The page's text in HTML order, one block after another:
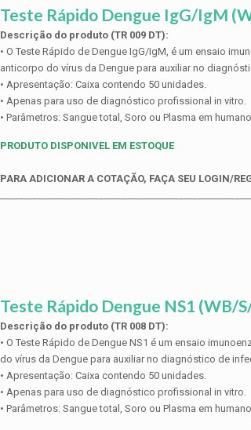
Teste Rápido Dengue IgG/IgM
Descrição do produto (TR 009 DT):
• O Teste Rápido de Dengue IgG/IgM, é um ensaio
anticorpo do vírus da Dengue para auxiliar no
• Apresentação: Caixa contendo 50 unidades.
• Apenas para uso de diagnóstico profissional in vitro.
• Parâmetros: Sangue total, Soro ou Plasma em
PRODUTO DISPONIVEL EM ESTOQUE
PARA ADICIONAR A COTAÇÃO, FAÇA SEU LOGIN/
Teste Rápido Dengue NS1 (WB/
Descrição do produto (TR 008 DT):
• O Teste Rápido de Dengue NS1 é um ensaio
do vírus da Dengue para auxiliar no diagnóstico de
• Apresentação: Caixa contendo 50 unidades.
• Apenas para uso de diagnóstico profissional in vitro.
• Parâmetros: Sangue total, Soro ou Plasma em